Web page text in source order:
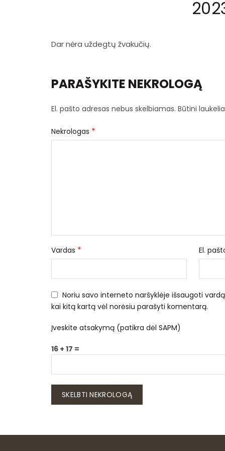
Dar nėra uždegtų žvakučių.
PARAŠYKITE NEKROLOGĄ
El. pašto adresas nebus skelbiamas. Būtini
Nekrologas *
Vardas * El.
Noriu savo interneto naršyklėje išsaugoti
kai kitą kartą vėl norėsiu parašyti komentarą.
Įveskite atsakymą (patikra dėl SAPM)
16 + 17 =